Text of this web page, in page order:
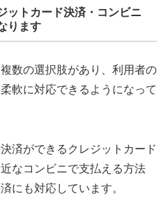
ットカード決済・コンビニ
ります
数の選択肢があり、利用者の
軟に対応できるようになって
済ができるクレジットカード
なコンビニで支払える方法
にも対応しています。